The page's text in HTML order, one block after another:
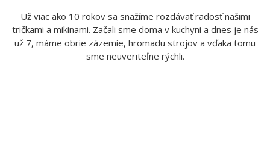
Potlače nás bavia
Už viac ako 10 rokov sa snažíme rozdávať radosť našimi